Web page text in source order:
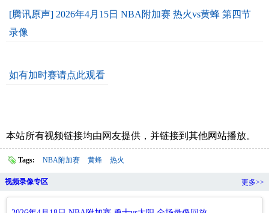
[腾讯原声] 2026年4月15日 NBA附加赛 热火vs黄蜂 第四节
录像
如有加时赛请点此观看
本站所有视频链接均由网友提供，并链接到其他网站播放。
Tags: NBA附加赛 黄蜂 热火
视频录像专区 更多>>